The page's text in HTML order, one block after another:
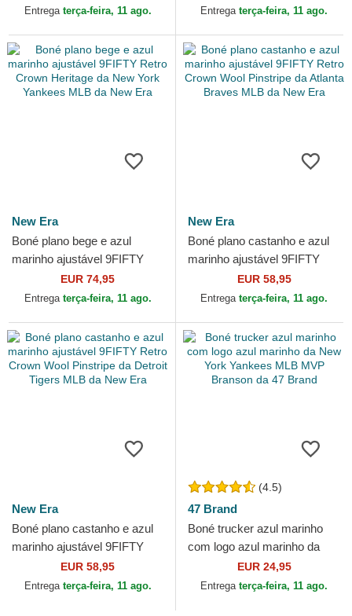
New York Yankees MLB da...
Entrega terça-feira, 11 ago.
da New York...
Entrega terça-feira, 11 ago.
New Era
Boné plano bege e azul
marinho ajustável 9FIFTY
Retro Crown Heritage da
New York Yankees MLB da...
EUR 74,95
Entrega terça-feira, 11 ago.
New Era
Boné plano castanho e azul
marinho ajustável 9FIFTY
Retro Crown Wool Pinstripe
da Atlanta Braves...
EUR 58,95
Entrega terça-feira, 11 ago.
New Era
Boné plano castanho e azul
marinho ajustável 9FIFTY
Retro Crown Wool Pinstripe
da Detroit Tigers...
EUR 58,95
Entrega terça-feira, 11 ago.
(4.5)
47 Brand
Boné trucker azul marinho
com logo azul marinho da
New York Yankees MLB
MVP Branson da 47 Brand
EUR 24,95
Entrega terça-feira, 11 ago.